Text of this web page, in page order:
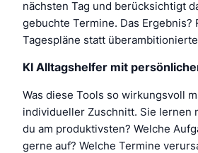
nächsten Tag und berücksichtigt
gebuchte Termine. Das Ergebnis?
Tagespläne statt
KI Alltagshelfer mit
Was diese Tools so wirkungsvoll
individueller Zuschnitt. Sie lernen
du am produktivsten? Welche
gerne auf? Welche Termine